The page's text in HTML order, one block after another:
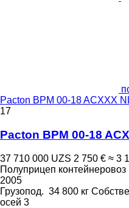
Pacton BPM 00-18 ACXXX
17
Pacton BPM 00-18
37 710 000 UZS 2 750 € ≈ 3
Полуприцеп контейнеровоз
2005
Грузопод. 34 800 кг
осей 3